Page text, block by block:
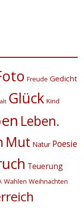
Freude Gedicht
Glück Kind
Leben.
Mut Natur Poesie
Teuerung
Wahlen Weihnachten